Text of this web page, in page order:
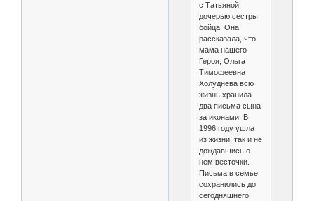
с Татьяной,
дочерью сестры
бойца. Она
рассказала, что
мама нашего
Героя, Ольга
Тимофеевна
Холуднева всю
жизнь хранила
два письма сына
за иконами. В
1996 году ушла
из жизни, так и не
дождавшись о
нем весточки.
Письма в семье
сохранились до
сегодняшнего